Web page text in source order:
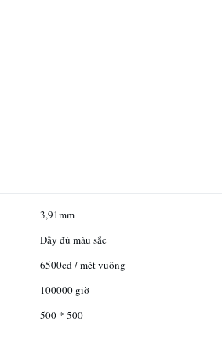
3,91mm
Đầy đủ màu sắc
6500cd / mét vuông
100000 giờ
500 * 500